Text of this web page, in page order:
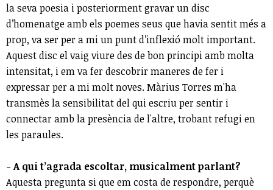
la seva poesia i posteriorment gravar un disc
d’homenatge amb els poemes seus que havia sentit més a
prop, va ser per a mi un punt d’inflexió molt important.
Aquest disc el vaig viure des de bon principi amb molta
intensitat, i em va fer descobrir maneres de fer i
expressar per a mi molt noves. Màrius Torres m'ha
transmès la sensibilitat del qui escriu per sentir i
connectar amb la presència de l'altre, trobant refugi en
les paraules.
- A qui t’agrada escoltar, musicalment parlant?
Aquesta pregunta si que em costa de respondre, perquè